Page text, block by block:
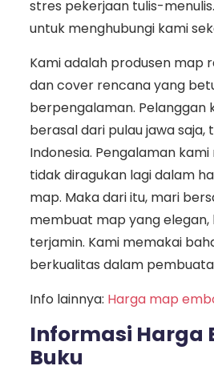
stres pekerjaan tulis-
untuk menghubungi kami
Kami adalah produsen map
dan cover rencana yang
berpengalaman. Pelanggan
berasal dari pulau jawa saja,
Indonesia. Pengalaman
tidak diragukan lagi dalam
map. Maka dari itu, mari
membuat map yang
terjamin. Kami memakai
berkualitas dalam
Info lainnya: Harga map
Informasi Harga
Buku